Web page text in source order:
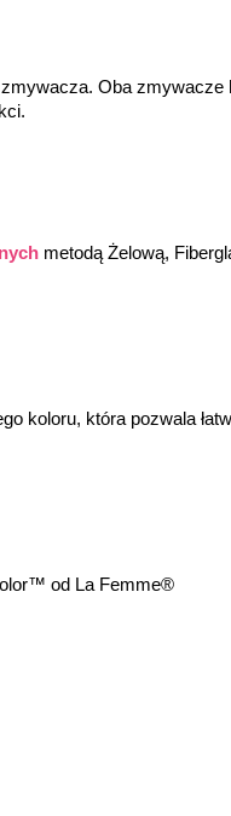
Oba zmywacze
metodą Żelową,
koloru, która pozwala
od La Femme®